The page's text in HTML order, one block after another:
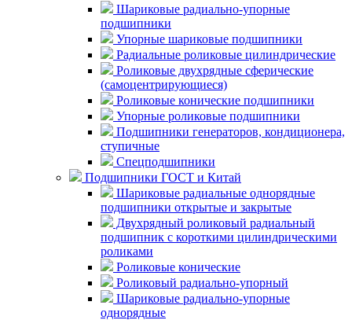
Шариковые радиально-упорные
подшипники
Упорные шариковые подшипники
Радиальные роликовые цилиндрические
Роликовые двухрядные сферические
(самоцентрирующиеся)
Роликовые конические подшипники
Упорные роликовые подшипники
Подшипники генераторов, кондиционера,
ступичные
Спецподшипники
Подшипники ГОСТ и Китай
Шариковые радиальные однорядные
подшипники открытые и закрытые
Двухрядный роликовый радиальный
подшипник с короткими цилиндрическими
роликами
Роликовые конические
Роликовый радиально-упорный
Шариковые радиально-упорные
однорядные